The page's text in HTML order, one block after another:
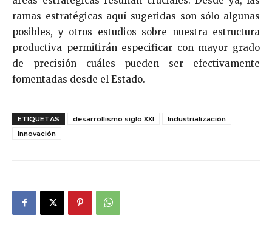
ramas estratégicas aquí sugeridas son sólo algunas
posibles, y otros estudios sobre nuestra estructura
productiva permitirán especificar con mayor grado
de precisión cuáles pueden ser efectivamente
fomentadas desde el Estado.
ETIQUETAS desarrollismo siglo XXI
Industrialización
Innovación